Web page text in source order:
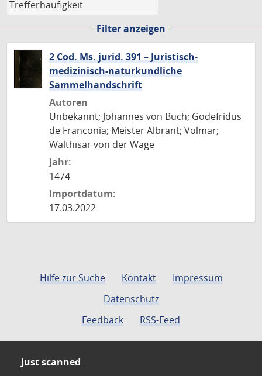
Filter anzeigen
2 Cod. Ms. jurid. 391 – Juristisch-
medizinisch-naturkundliche
Sammelhandschrift
Autoren
Unbekannt; Johannes von Buch; Godefridus
de Franconia; Meister Albrant; Volmar;
Walthisar von der Wage
Jahr:
1474
Importdatum:
17.03.2022
Hilfe zur Suche Kontakt
Impressum
Datenschutz
Feedback
RSS-Feed
Just scanned